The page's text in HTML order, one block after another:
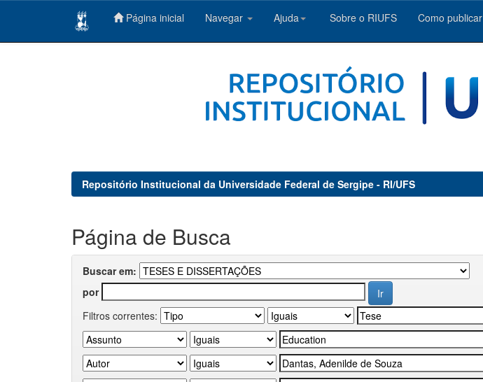
Página inicial Navegar Ajuda Sobre o RIUFS Como publicar
Repositório Institucional da Universidade Federal de Sergipe - RI/UFS
Página de Busca
Buscar em:
por
Filtros correntes: